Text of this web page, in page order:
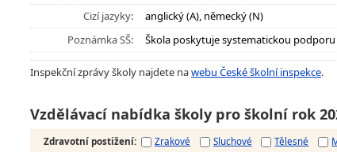
Cizí jazyky:
anglický (A), německý (N)
Poznámka SŠ:
Škola poskytuje systematickou
Inspekční zprávy školy najdete nawebu České školní inspekce.
Vzdělávací nabídka školy pro školní rok
Zdravotní postižení: Zrakové Sluchové Tělesné